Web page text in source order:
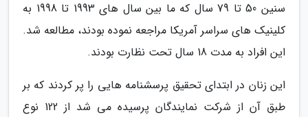
سنین 50 تا 79 سال که ما بین سال های 1993 تا 1998 به
کلینیک های سراسر آمریکا مراجعه نموده بودند، مطالعه شد.
این افراد به مدت 18 سال تحت نظارت بودند.
این زنان در ابتدای تحقیق پرسشنامه هایی را پر کردند که بر
طبق آن از شرکت نمایندگان پرسیده می شد از 122 نوع